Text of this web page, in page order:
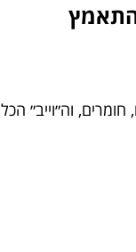
וה״וייב״